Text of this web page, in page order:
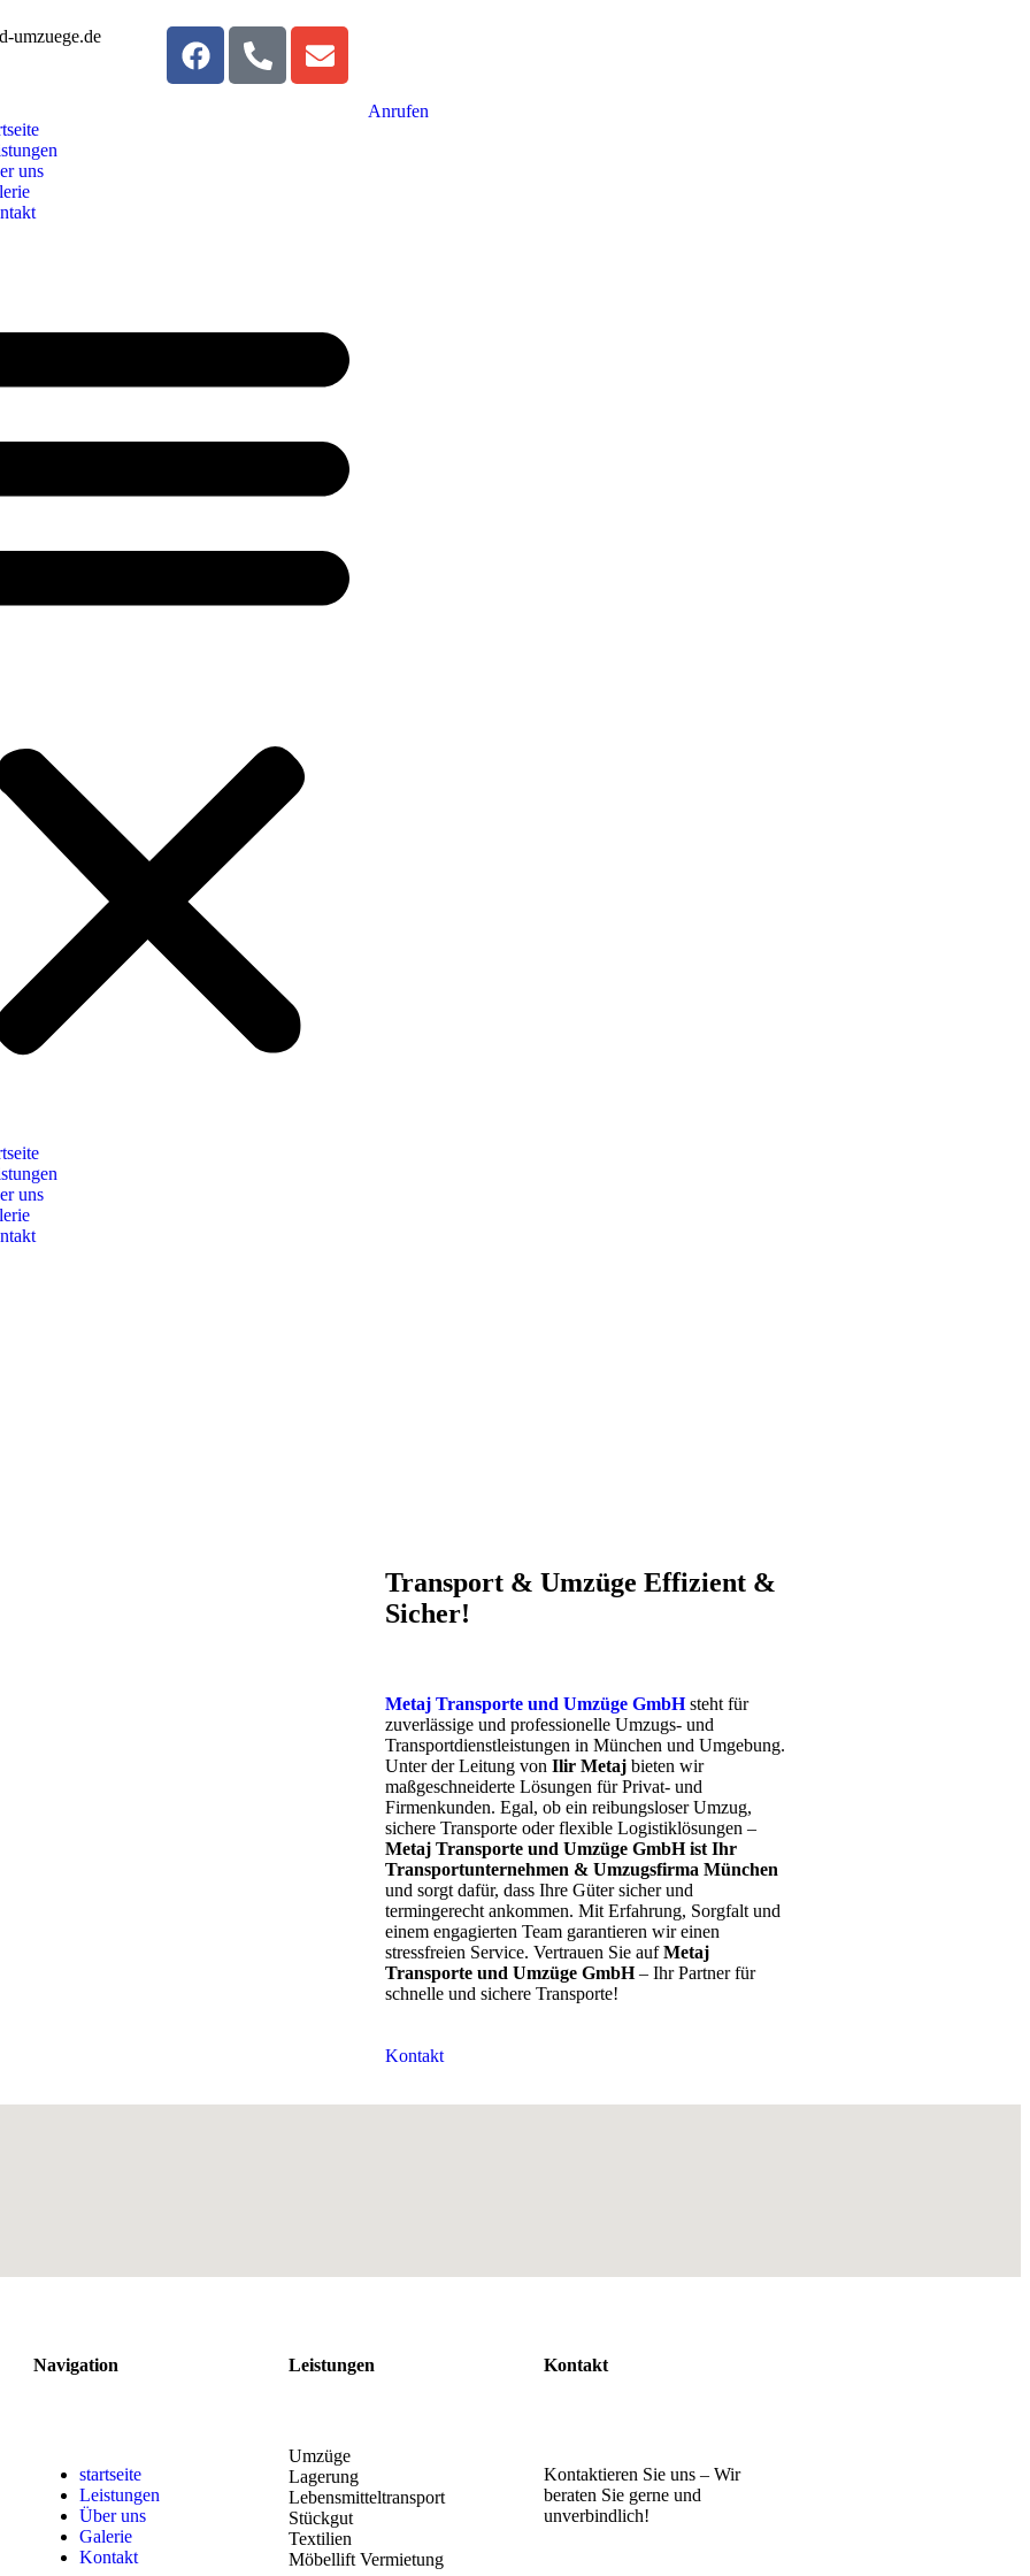
umzuege.de
uns
uns
Anrufen
Transport & Umzüge Effizient &
Sicher!
Metaj Transporte und Umzüge GmbHsteht für
zuverlässige und professionelle Umzugs- und
Transportdienstleistungen in München und Umgebung.
Unter der Leitung von Ilir Metajbieten wir
maßgeschneiderte Lösungen für Privat- und
Firmenkunden. Egal, ob ein reibungsloser Umzug,
sichere Transporte oder flexible Logistiklösungen –
Metaj Transporte und Umzüge GmbH ist Ihr
Transportunternehmen & Umzugsfirma München
und sorgt dafür, dass Ihre Güter sicher und
termingerecht ankommen. Mit Erfahrung, Sorgfalt und
einem engagierten Team garantieren wir einen
stressfreien Service. Vertrauen Sie aufMetaj
Transporte und Umzüge GmbH– Ihr Partner für
schnelle und sichere Transporte!
Kontakt
Navigation
startseite
Leistungen
Über uns
Galerie
Kontakt
Leistungen
Umzüge
Lagerung
Lebensmitteltransport
Stückgut
Textilien
Möbellift Vermietung
Kontakt
Kontaktieren Sie uns – Wir
beraten Sie gerne und
unverbindlich!